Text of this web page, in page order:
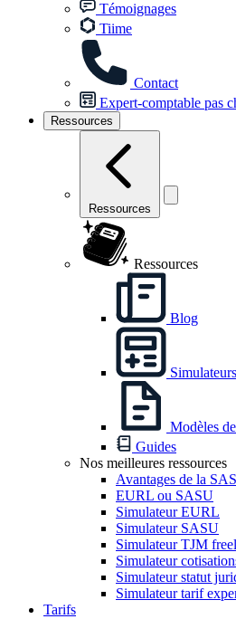
Témoignages
Tiime
Contact
Expert-comptable pas
Ressources
Ressources
Ressources
Blog
Modèles
Guides
Nos meilleures ressources
Avantages de la
EURL ou SASU
Simulateur EURL
Simulateur SASU
Simulateur TJM
Simulateur
Simulateur statut
Simulateur tarif
Tarifs